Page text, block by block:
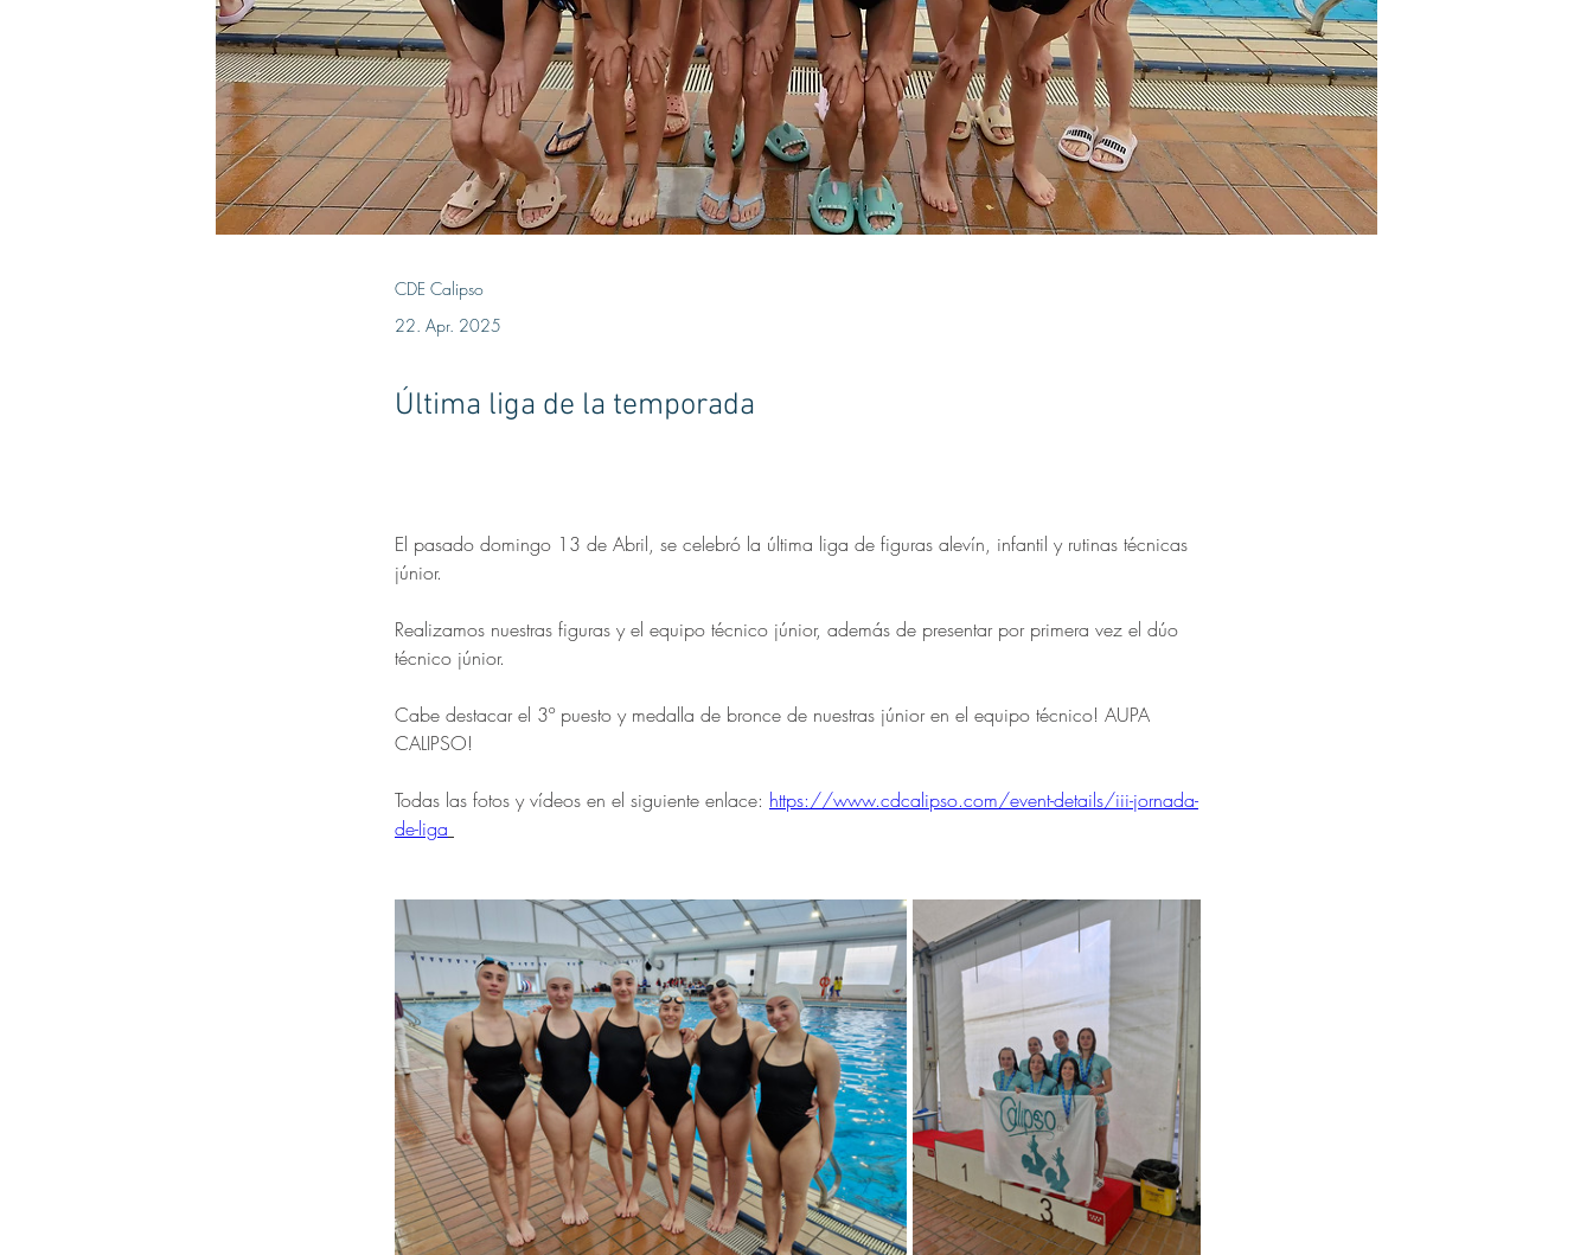
CDE Calipso
22. Apr. 2025
Última liga de la temporada
El pasado domingo 13 de Abril, se celebró la última liga de figuras alevín, infantil y rutinas técnicas
júnior.
Realizamos nuestras figuras y el equipo técnico júnior, además de presentar por primera vez el dúo
técnico júnior.
Cabe destacar el 3º puesto y medalla de bronce de nuestras júnior en el equipo técnico! AUPA
CALIPSO!
Todas las fotos y vídeos en el siguiente enlace: https://www.cdcalipso.com/event-details/iii-jornada-
de-liga